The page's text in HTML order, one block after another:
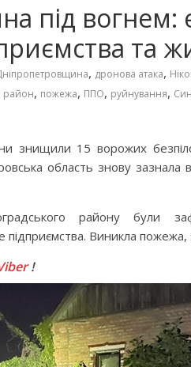
під вогнем:
та
, дронова атака,
район, пожежа, ППО, руйнування,
знищили 15 ворожих
область знову зазнала
району були
підприємства. Виникла пожежа,
!